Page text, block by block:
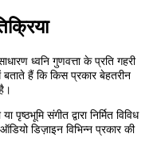
ध्वनि गुणवत्ता के प्रति गहरी
बताते हैं कि किस प्रकार बेहतरीन
संगीत द्वारा निर्मित विविध
डिज़ाइन विभिन्न प्रकार की